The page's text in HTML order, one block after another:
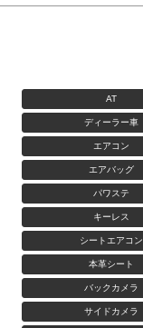
AT
ディーラー車
エアコン
エアバッグ
パワステ
キーレス
シートエアコン
本革シート
バックカメラ
サイドカメラ